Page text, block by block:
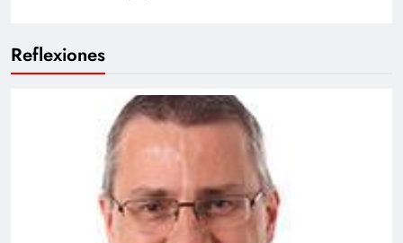
Reflexiones